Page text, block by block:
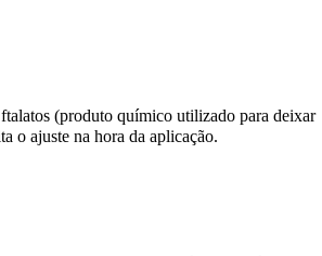
(produto químico utilizado para deixar
o ajuste na hora da aplicação.